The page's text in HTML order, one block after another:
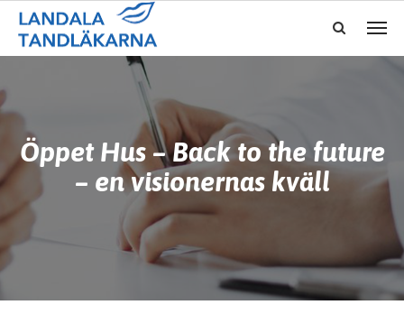
Öppet Hus – Back to the future
– en visionernas kväll